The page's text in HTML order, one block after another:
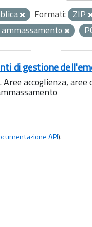
Formati: ZIP
di gestione
accoglienza, aree
API).